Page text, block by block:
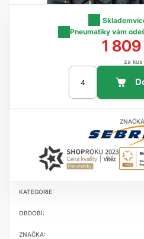
KATEGORIE:
OBDOBÍ:
ZNAČKA:
Skladem
Pneumatiky vám
1
za kus